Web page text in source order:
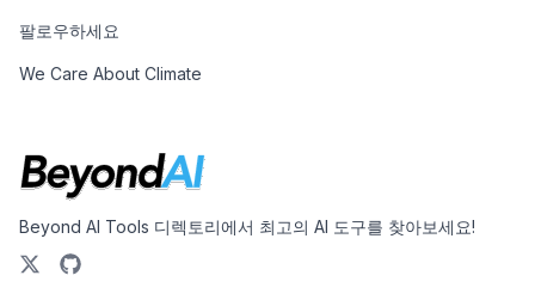
팔로우하세요
We Care About Climate
Beyond AI Tools 디렉토리에서 최고의 AI 도구를 찾아보세요!